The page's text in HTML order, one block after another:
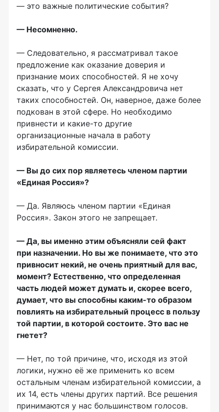
— это важные политические события?
— Несомненно.
— Следовательно, я рассматривал такое
предложение как оказание доверия и
признание моих способностей. Я не хочу
сказать, что у Сергея Александровича нет
таких способностей. Он, наверное, даже более
подкован в этой сфере. Но необходимо
привнести и какие-то другие
организационные начала в работу
избирательной комиссии.
— Вы до сих пор являетесь членом партии
«Единая Россия»?
— Да. Являюсь членом партии «Единая
Россия». Закон этого не запрещает.
— Да, вы именно этим объясняли сей факт
при назначении. Но вы же понимаете, что это
привносит некий, не очень приятный для вас,
момент? Естественно, что определенная
часть людей может думать и, скорее всего,
думает, что вы способны каким-то образом
повлиять на избирательный процесс в пользу
той партии, в которой состоите. Это вас не
гнетет?
— Нет, по той причине, что, исходя из этой
логики, нужно её же применить ко всем
остальным членам избирательной комиссии, а
их 14, есть члены других партий. Все решения
принимаются у нас большинством голосов.